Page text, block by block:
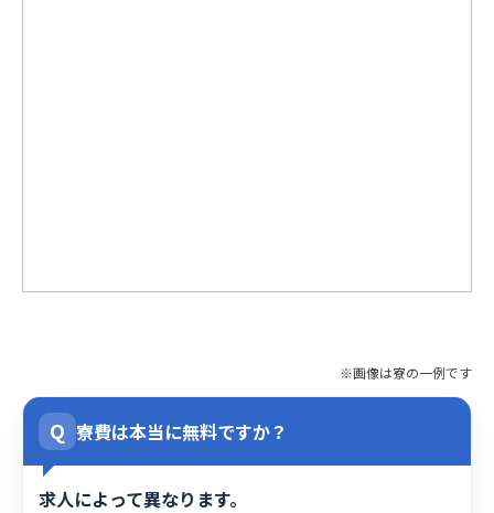
※画像は寮の一例です
Q 寮費は本当に無料ですか？
求人によって異なります。